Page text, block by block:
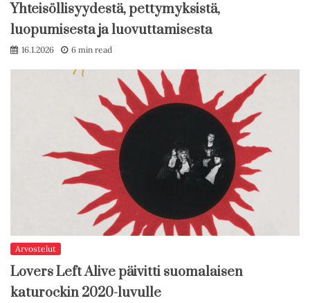
Yhteisöllisyydestä, pettymyksistä,
luopumisesta ja luovuttamisesta
16.1.2026 6 min read
Arvostelut
Lovers Left Alive päivitti suomalaisen
katurockin 2020-luvulle